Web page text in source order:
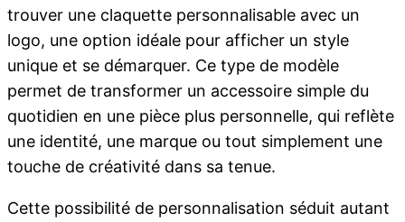
trouver une claquette personnalisable avec un
logo, une option idéale pour afficher un style
unique et se démarquer. Ce type de modèle
permet de transformer un accessoire simple du
quotidien en une pièce plus personnelle, qui reflète
une identité, une marque ou tout simplement une
touche de créativité dans sa tenue.
Cette possibilité de personnalisation séduit autant